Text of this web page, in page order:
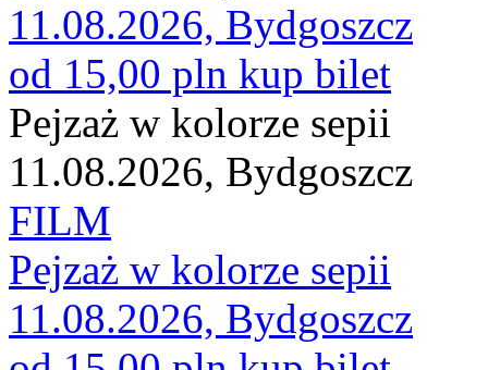
11.08.2026, Bydgoszcz
od 15,00 pln kup bilet
Pejzaż w kolorze sepii
11.08.2026, Bydgoszcz
FILM
Pejzaż w kolorze sepii
11.08.2026, Bydgoszcz